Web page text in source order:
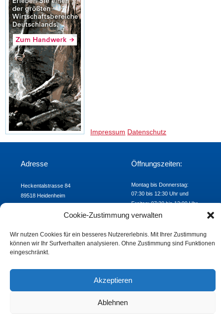
Cookie-Zustimmung verwalten
Wir nutzen Cookies für ein besseres Nutzererlebnis. Mit Ihrer Zustimmung
können wir Ihr Surfverhalten analysieren. Ohne Zustimmung sind Funktionen
eingeschränkt.
Akzeptieren
Ablehnen
Impressum Datenschutz
Adresse
Heckentalstrasse 84
89518 Heidenheim
Fax: 07321/9824-24
Öffnungszeiten:
Montag bis Donnerstag:
07:30 bis 12:30 Uhr und
Freitag: 07:30 bis 12:00 Uhr